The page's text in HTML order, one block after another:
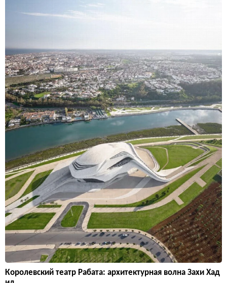
Королевский театр Рабата: архитектурная волна Захи Хад